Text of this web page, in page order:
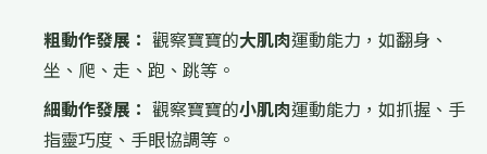
粗動作發展： 觀察寶寶的大肌肉運動能力，如翻身、
坐、爬、走、跑、跳等。
細動作發展： 觀察寶寶的小肌肉運動能力，如抓握、手
指靈巧度、手眼協調等。